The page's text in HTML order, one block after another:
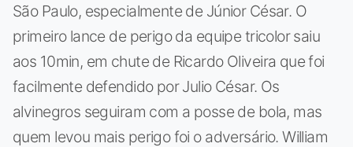
São Paulo, especialmente de Júnior César. O
primeiro lance de perigo da equipe tricolor saiu
aos 10min, em chute de Ricardo Oliveira que foi
facilmente defendido por Julio César. Os
alvinegros seguiram com a posse de bola, mas
quem levou mais perigo foi o adversário. William